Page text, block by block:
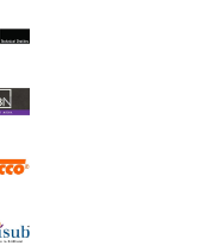
ВИЖ ДЕТАЙЛИ